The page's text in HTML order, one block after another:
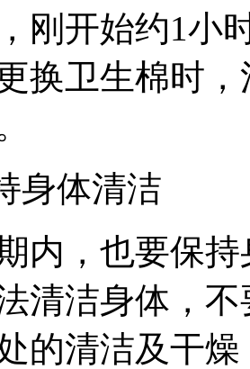
刚开始约1小
换卫生棉时
体清洁
，也要保持
清洁身体，
的清洁及干